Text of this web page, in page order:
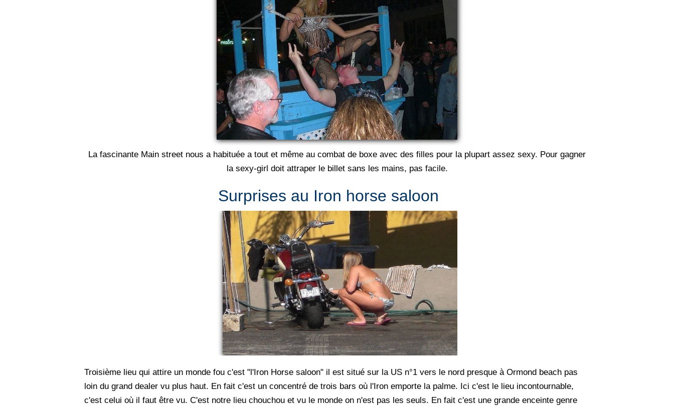
La fascinante Main street nous a habituée a tout et même au combat de boxe avec des filles pour la plupart assez sexy. Pour gagner
la sexy-girl doit attraper le billet sans les mains, pas facile.
Surprises au Iron horse saloon
Troisième lieu qui attire un monde fou c'est "l'Iron Horse saloon" il est situé sur la US n°1 vers le nord presque à Ormond beach pas
loin du grand dealer vu plus haut. En fait c'est un concentré de trois bars où l'Iron emporte la palme. Ici c'est le lieu incontournable,
c'est celui où il faut être vu. C'est notre lieu chouchou et vu le monde on n'est pas les seuls. En fait c'est une grande enceinte genre